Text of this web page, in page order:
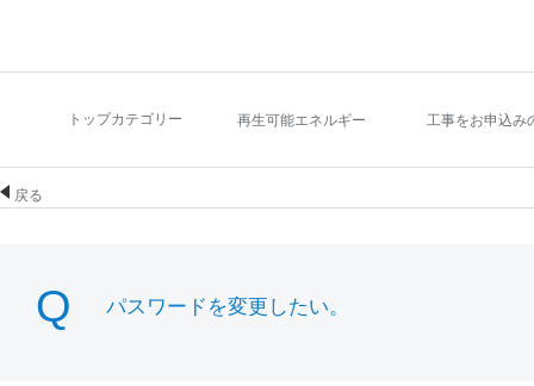
トップカテゴリー 再生可能エネルギー 工事をお申込み
戻る
パスワードを変更したい。